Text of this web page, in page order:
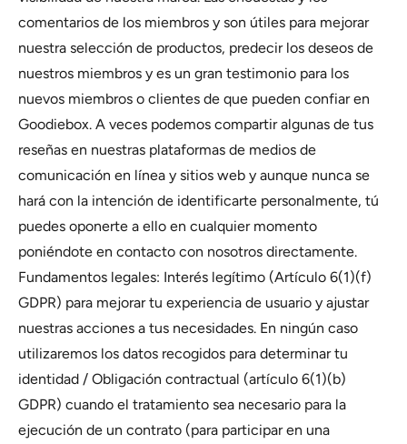
comentarios de los miembros y son útiles para mejorar
nuestra selección de productos, predecir los deseos de
nuestros miembros y es un gran testimonio para los
nuevos miembros o clientes de que pueden confiar en
Goodiebox. A veces podemos compartir algunas de tus
reseñas en nuestras plataformas de medios de
comunicación en línea y sitios web y aunque nunca se
hará con la intención de identificarte personalmente, tú
puedes oponerte a ello en cualquier momento
poniéndote en contacto con nosotros directamente.
Fundamentos legales: Interés legítimo (Artículo 6(1)(f)
GDPR) para mejorar tu experiencia de usuario y ajustar
nuestras acciones a tus necesidades. En ningún caso
utilizaremos los datos recogidos para determinar tu
identidad / Obligación contractual (artículo 6(1)(b)
GDPR) cuando el tratamiento sea necesario para la
ejecución de un contrato (para participar en una